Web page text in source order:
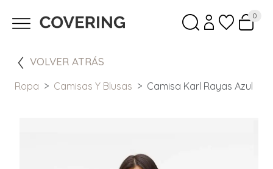
0
VOLVER ATRÁS
Ropa Camisas Y Blusas Camisa Karl Rayas Azul